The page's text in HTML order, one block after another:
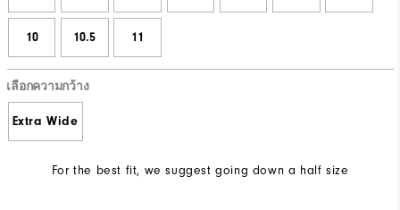
10 10.5 11
เลือกความกว้าง
Extra Wide
For the best fit, we suggest going down a half size